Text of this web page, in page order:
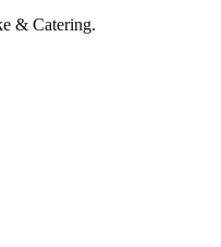
& Catering.